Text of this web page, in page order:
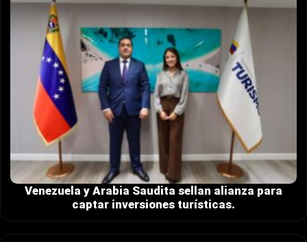
Venezuela y Arabia Saudita sellan alianza para
captar inversiones turísticas.